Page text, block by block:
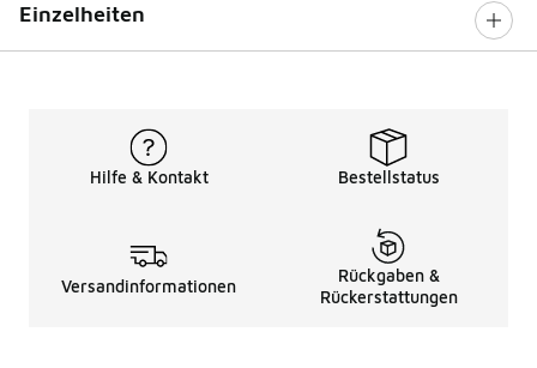
Einzelheiten
Hilfe & Kontakt Bestellstatus
Versandinformationen
Rückgaben &
Rückerstattungen